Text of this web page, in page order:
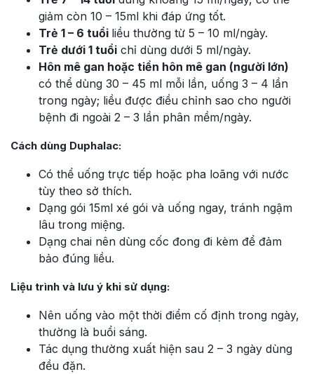
giảm còn 10 – 15ml khi đáp ứng tốt.
Trẻ 1 – 6 tuổi liều thường từ 5 – 10 ml/ngày.
Trẻ dưới 1 tuổi chỉ dùng dưới 5 ml/ngày.
Hôn mê gan hoặc tiền hôn mê gan (người lớn)
có thể dùng 30 – 45 ml mỗi lần, uống 3 – 4 lần
trong ngày; liều được điều chỉnh sao cho người
bệnh đi ngoài 2 – 3 lần phân mềm/ngày.
Cách dùng Duphalac:
Có thể uống trực tiếp hoặc pha loãng với nước
tùy theo sở thích.
Dạng gói 15ml xé gói và uống ngay, tránh ngậm
lâu trong miệng.
Dạng chai nên dùng cốc đong đi kèm để đảm
bảo đúng liều.
Liệu trình và lưu ý khi sử dụng:
Nên uống vào một thời điểm cố định trong ngày,
thường là buổi sáng.
Tác dụng thường xuất hiện sau 2 – 3 ngày dùng
đều đặn.